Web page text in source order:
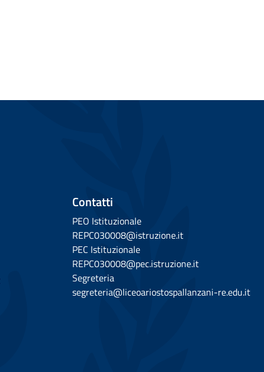
Contatti
PEO Istituzionale
REPC030008@istruzione.it
PEC Istituzionale
REPC030008@pec.istruzione.it
Segreteria
segreteria@liceoariostospallanzani-re.edu.it